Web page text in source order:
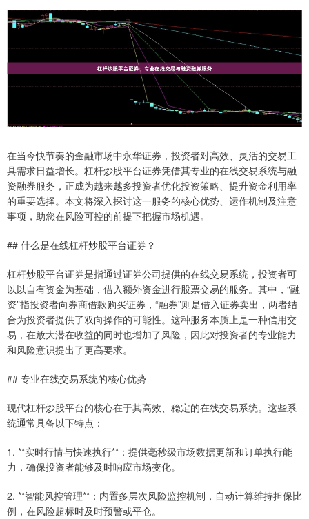
在当今快节奏的金融市场中永华证券，投资者对高效、灵活的交易工
具需求日益增长。杠杆炒股平台证券凭借其专业的在线交易系统与融
资融券服务，正成为越来越多投资者优化投资策略、提升资金利用率
的重要选择。本文将深入探讨这一服务的核心优势、运作机制及注意
事项，助您在风险可控的前提下把握市场机遇。
## 什么是在线杠杆炒股平台证券？
杠杆炒股平台证券是指通过证券公司提供的在线交易系统，投资者可
以以自有资金为基础，借入额外资金进行股票交易的服务。其中，“融
资”指投资者向券商借款购买证券，“融券”则是借入证券卖出，两者结
合为投资者提供了双向操作的可能性。这种服务本质上是一种信用交
易，在放大潜在收益的同时也增加了风险，因此对投资者的专业能力
和风险意识提出了更高要求。
## 专业在线交易系统的核心优势
现代杠杆炒股平台的核心在于其高效、稳定的在线交易系统。这些系
统通常具备以下特点：
1. **实时行情与快速执行**：提供毫秒级市场数据更新和订单执行能
力，确保投资者能够及时响应市场变化。
2. **智能风控管理**：内置多层次风险监控机制，自动计算维持担保比
例，在风险超标时及时预警或平仓。